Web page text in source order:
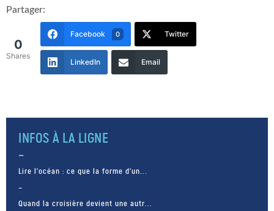
Partager:
0
Shares
Facebook 0 Twitter
LinkedIn Email
INFOS À LA LIGNE
Lire l’océan : ce que la forme d’un...
Quand la croisière devient une autr...